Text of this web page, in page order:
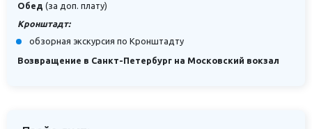
Обед (за доп. плату)
Кронштадт:
обзорная экскурсия по Кронштадту
Возвращение в Санкт-Петербург на Московский вокзал